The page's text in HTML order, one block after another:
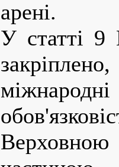
арені.
У статті 9